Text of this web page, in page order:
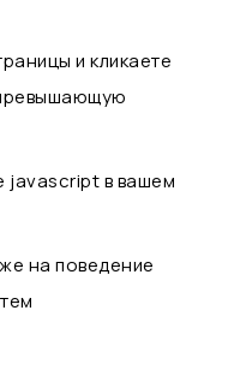
и кликаете
javascript в вашем
на поведение